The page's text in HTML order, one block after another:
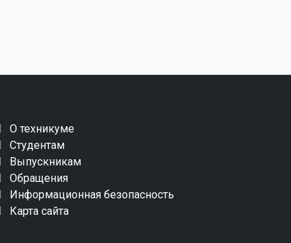
О техникуме
Студентам
Выпускникам
Обращения
Информационная безопасность
Карта сайта